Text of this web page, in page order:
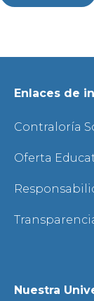
Enlaces de
Contraloría
Oferta
Nuestra